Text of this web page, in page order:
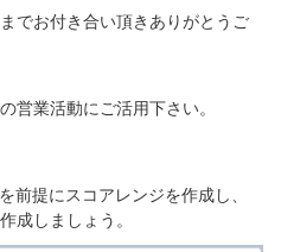
でお付き合い頂きありがとうご
営業活動にご活用下さい。
前提にスコアレンジを作成し、
成しましょう。